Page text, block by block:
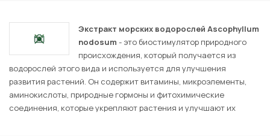
Экстракт морских водорослей Ascophyllum
nodosum - это биостимулятор природного
происхождения, который получается из
водорослей этого вида и используется для улучшения
развития растений. Он содержит витамины, микроэлементы,
аминокислоты, природные гормоны и фитохимические
соединения, которые укрепляют растения и улучшают их